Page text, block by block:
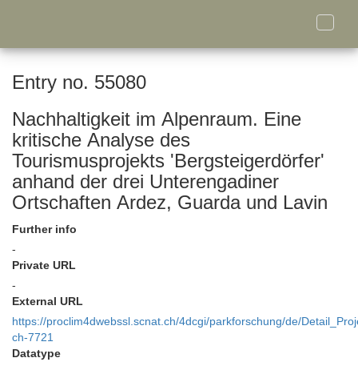
Toggle
Entry no. 55080
Nachhaltigkeit im Alpenraum. Eine
kritische Analyse des
Tourismusprojekts 'Bergsteigerdörfer'
anhand der drei Unterengadiner
Ortschaften Ardez, Guarda und Lavin
Further info
-
Private URL
-
External URL
https://proclim4dwebssl.scnat.ch/4dcgi/parkforschung/de/
ch-7721
Datatype